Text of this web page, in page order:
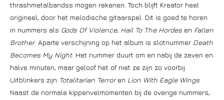
thrashmetalbandss mogen rekenen. Toch blijft Kreator heel
origineel, door het melodische gitaarspel. Dit is goed te horen
in nummers als Gods Of Violence, Hail To The Hordes en Fallen
Brother. Aparte verschijning op het album is slotnummer Death
Becomes My Night. Het nummer duurt om en nabij de zeven en
halve minuten, maar geloof het of niet ze zijn zo voorbij.
Uitblinkers zijn Totalitarian Terroren Lion With Eagle Wings
Naast de normale kippenvelmomenten bij de overige nummers,